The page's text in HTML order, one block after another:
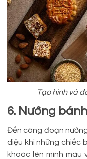
Tạo hình và
6. Nướng
Đến công đoạn
diệu khi những chiếc
khoác lên mình màu